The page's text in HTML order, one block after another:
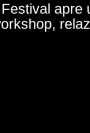
apre